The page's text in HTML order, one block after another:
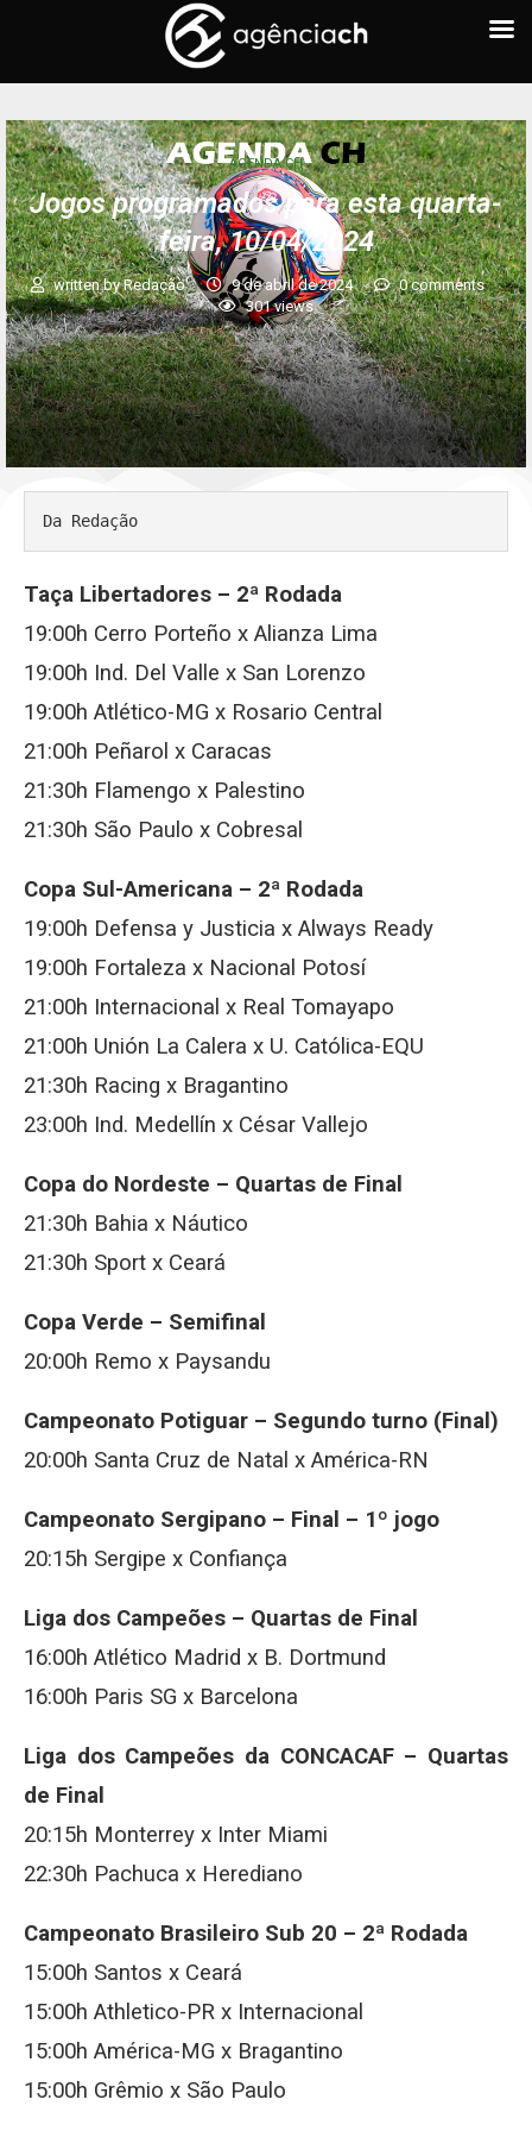
AGENDA CH
Jogos programados para esta quarta-
feira, 10/04/2024
written byRedação 9 de abril de 2024
0 comments
301views
Da Redação
Taça Libertadores – 2ª Rodada
19:00h Cerro Porteño x Alianza Lima
19:00h Ind. Del Valle x San Lorenzo
19:00h Atlético-MG x Rosario Central
21:00h Peñarol x Caracas
21:30h Flamengo x Palestino
21:30h São Paulo x Cobresal
Copa Sul-Americana – 2ª Rodada
19:00h Defensa y Justicia x Always Ready
19:00h Fortaleza x Nacional Potosí
21:00h Internacional x Real Tomayapo
21:00h Unión La Calera x U. Católica-EQU
21:30h Racing x Bragantino
23:00h Ind. Medellín x César Vallejo
Copa do Nordeste – Quartas de Final
21:30h Bahia x Náutico
21:30h Sport x Ceará
Copa Verde – Semifinal
20:00h Remo x Paysandu
Campeonato Potiguar – Segundo turno (Final)
20:00h Santa Cruz de Natal x América-RN
Campeonato Sergipano – Final – 1º jogo
20:15h Sergipe x Confiança
Liga dos Campeões – Quartas de Final
16:00h Atlético Madrid x B. Dortmund
16:00h Paris SG x Barcelona
Liga dos Campeões da CONCACAF – Quartas
de Final
20:15h Monterrey x Inter Miami
22:30h Pachuca x Herediano
Campeonato Brasileiro Sub 20 – 2ª Rodada
15:00h Santos x Ceará
15:00h Athletico-PR x Internacional
15:00h América-MG x Bragantino
15:00h Grêmio x São Paulo